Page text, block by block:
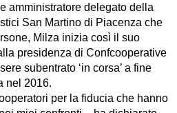
amministratore delegato della
San Martino di Piacenza che
Milza inizia così il suo
presidenza di Confcooperative
subentrato ‘in corsa’ a fine
nel 2016.
per la fiducia che hanno